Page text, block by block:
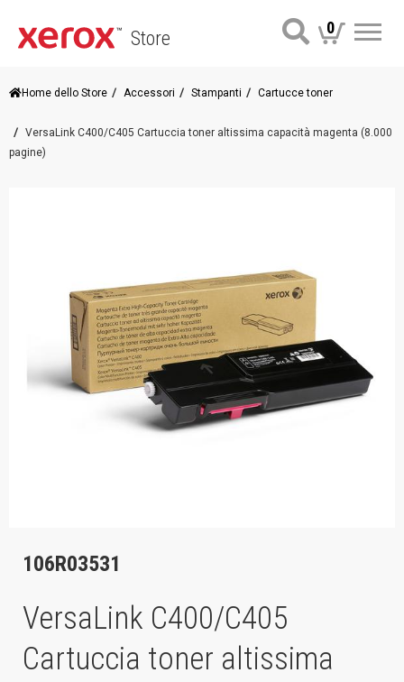
Store 0
Home dello Store Accessori Stampanti Cartucce toner
VersaLink C400/C405 Cartuccia toner altissima capacità magenta (8.000
pagine)
106R03531
VersaLink C400/C405
Cartuccia toner altissima